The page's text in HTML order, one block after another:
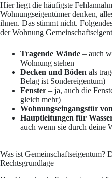
Hier liegt die häufigste
Wohnungseigentümer denken,
ihnen. Das stimmt nicht.
der Wohnung
Tragende Wände – auch
Wohnung stehen
Decken und Böden als
Belag ist Sondereigentum)
Fenster – ja, auch die
gleich mehr)
Wohnungseingangstür
Hauptleitungen für
auch wenn sie durch deine
Was ist Gemeinschaftseigentum?
Rechtsgrundlage